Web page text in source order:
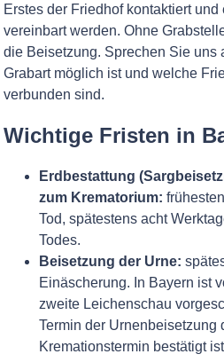
Erstes der Friedhof kontaktiert
vereinbart werden. Ohne
die Beisetzung. Sprechen Sie uns
Grabart möglich ist und welche
verbunden sind.
Wichtige Fristen in
Erdbestattung
zum Krematorium:
Tod, spätestens acht
Todes.
Beisetzung der Urne:
Einäscherung. In Bayern ist
zweite Leichenschau
Termin der Urnenbeisetzung
Kremationstermin bestätigt